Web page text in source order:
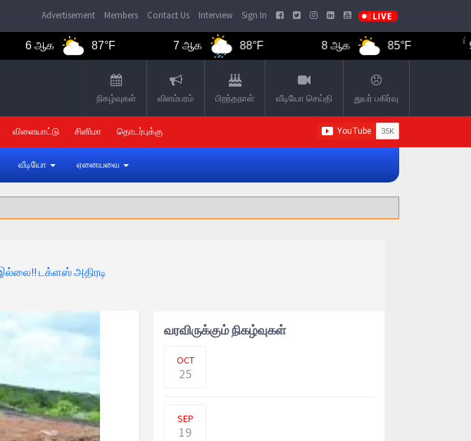
Advertisement Members Contact Us Interview Sign In
87°F 88°F 85°F 9 ஆக
நிகழ்வுகள் விளம்பரம் பிறந்தநாள் வீடியோ செய்தி துயர் பகிர்வு
விளையாட்டு சினிமா தொடர்புக்கு
வீடியோ ஏனையவை
இல்லை!! டக்ளஸ் அதிரடி
வரவிருக்கும் நிகழ்வுகள்
OCT
25
செம்பருத்தி சீரியல் மூலம் தமிழக
SEP
19